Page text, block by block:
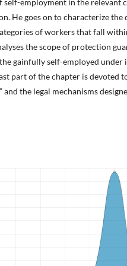
self-employment in the relevant
He goes on to characterize
of workers that fall
the scope of protection
gainfully self-employed under
part of the chapter is devoted
and the legal mechanisms